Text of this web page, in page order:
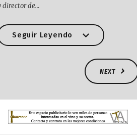
director de…
Seguir Leyendo
NEXT